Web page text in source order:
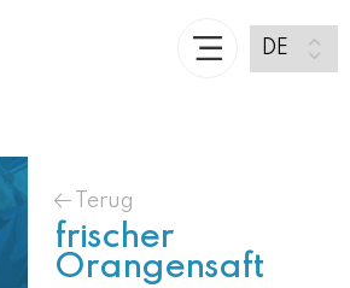
Terug
frischer
Orangensaft